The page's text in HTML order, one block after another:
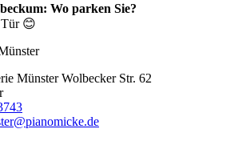
Wo parken Sie?
😊
MünsterWolbecker Str. 62